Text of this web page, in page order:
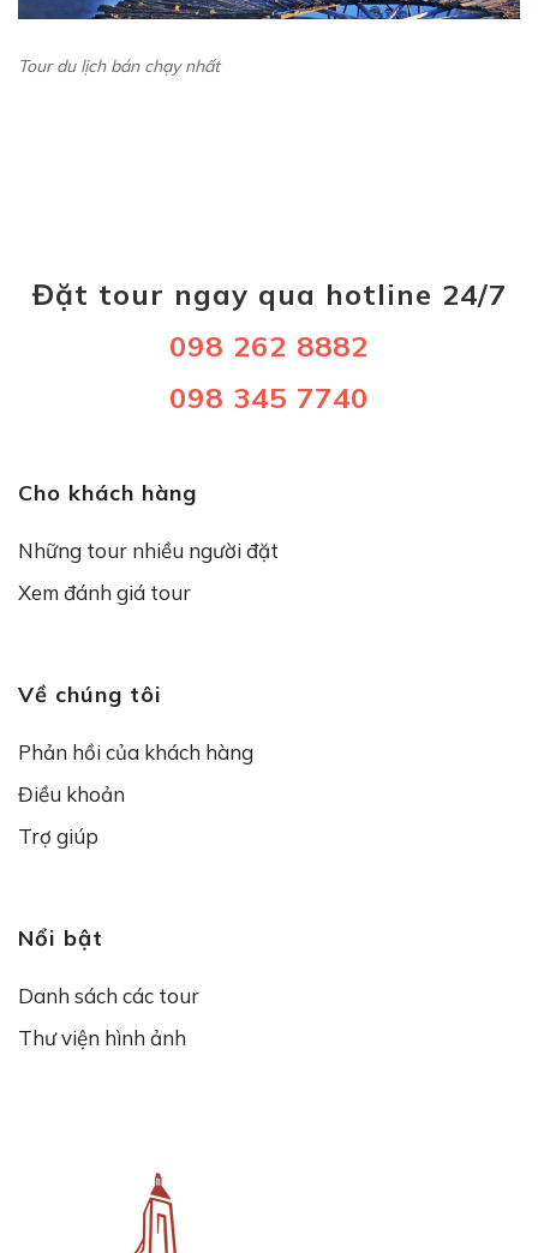
Tour du lịch bán chạy nhất
Đặt tour ngay qua hotline 24/7
098 262 8882
098 345 7740
Cho khách hàng
Những tour nhiều người đặt
Xem đánh giá tour
Về chúng tôi
Phản hồi của khách hàng
Điều khoản
Trợ giúp
Nổi bật
Danh sách các tour
Thư viện hình ảnh